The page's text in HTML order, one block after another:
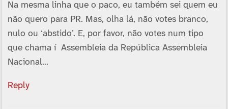
Na mesma linha que o paco, eu também sei quem eu
não quero para PR. Mas, olha lá, não votes branco,
nulo ou ‘abstido’. E, por favor, não votes num tipo
que chama í Assembleia da República Assembleia
Nacional…
Reply